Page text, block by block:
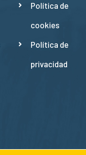
Política de
cookies
Política de
privacidad